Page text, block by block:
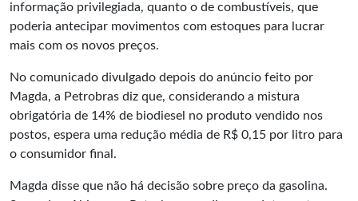
informação privilegiada, quanto o de combustíveis, que
poderia antecipar movimentos com estoques para lucrar
mais com os novos preços.
No comunicado divulgado depois do anúncio feito por
Magda, a Petrobras diz que, considerando a mistura
obrigatória de 14% de biodiesel no produto vendido nos
postos, espera uma redução média de R$ 0,15 por litro para
o consumidor final.
Magda disse que não há decisão sobre preço da gasolina.